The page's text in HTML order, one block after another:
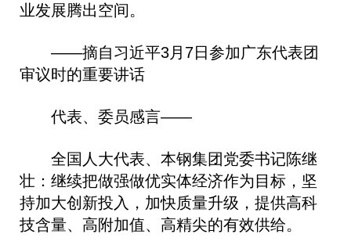
业发展腾出空间。
——摘自习近平3月7日参加广东代表团
审议时的重要讲话
代表、委员感言——
全国人大代表、本钢集团党委书记陈继
壮：继续把做强做优实体经济作为目标，坚
持加大创新投入，加快质量升级，提供高科
技含量、高附加值、高精尖的有效供给。